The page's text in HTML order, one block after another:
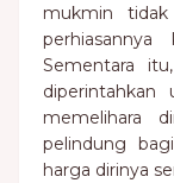
mukmin tidak
Sementara
diperintahkan
memelihara
pelindung
harga dirinya